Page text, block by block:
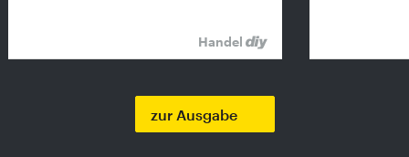
Handel
zur Ausgabe